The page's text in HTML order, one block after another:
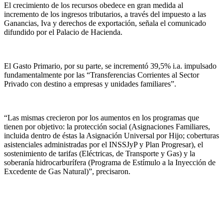
El crecimiento de los recursos obedece en gran medida al
incremento de los ingresos tributarios, a través del impuesto a las
Ganancias, Iva y derechos de exportación, señala el comunicado
difundido por el Palacio de Hacienda.
El Gasto Primario, por su parte, se incrementó 39,5% i.a. impulsado
fundamentalmente por las “Transferencias Corrientes al Sector
Privado con destino a empresas y unidades familiares”.
“Las mismas crecieron por los aumentos en los programas que
tienen por objetivo: la protección social (Asignaciones Familiares,
incluida dentro de éstas la Asignación Universal por Hijo; coberturas
asistenciales administradas por el INSSJyP y Plan Progresar), el
sostenimiento de tarifas (Eléctricas, de Transporte y Gas) y la
soberanía hidrocarburífera (Programa de Estímulo a la Inyección de
Excedente de Gas Natural)”, precisaron.